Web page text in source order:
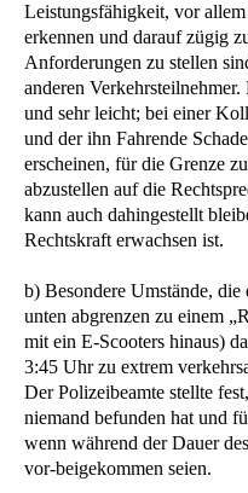
Leistungsfähigkeit, vor
erkennen und darauf zügig
Anforderungen zu stellen
anderen
und sehr leicht; bei einer
und der ihn Fahrende
erscheinen, für die Grenze
abzustellen auf die
kann auch dahingestellt
Rechtskraft erwachsen ist.
b) Besondere Umstände, die
unten abgrenzen zu einem
mit ein E-Scooters hinaus)
3:45 Uhr zu extrem
Der Polizeibeamte stellte
niemand befunden hat und
wenn während der Dauer
vor-beigekommen seien.